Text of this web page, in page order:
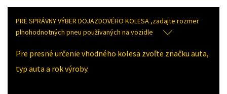
PRE SPRÁVNY VÝBER DOJAZDOVÉHO KOLESA ,zadajte rozmer
plnohodnotných pneu používaných na vozidle
Pre presné určenie vhodného kolesa zvoľte značku auta,
typ auta a rok výroby.